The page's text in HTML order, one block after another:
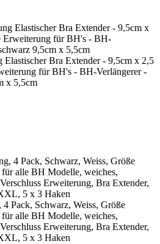
Bra Extender - 9,5cm x 2,5
für BH's - BH-Verlängerer -
x 5,5cm
Pack, Schwarz, Weiss, Größe
alle BH Modelle, weiches,
Erweiterung, Bra Extender,
5 x 3 Haken